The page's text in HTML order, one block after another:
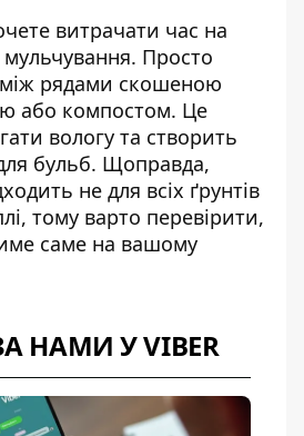
витрачати час на
Просто
рядами скошеною
або компостом. Це
вологу та створить
бульб. Щоправда,
не для всіх ґрунтів
тому варто перевірити,
саме на вашому
НАМИ У VIBER